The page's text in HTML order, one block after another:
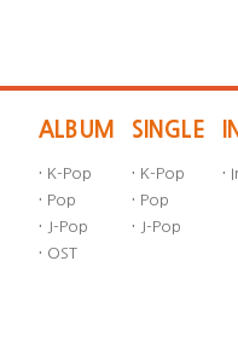
ALBUM
· K-Pop
· Pop
· J-Pop
· OST
SINGLE
· K-Pop
· Pop
· J-Pop
·